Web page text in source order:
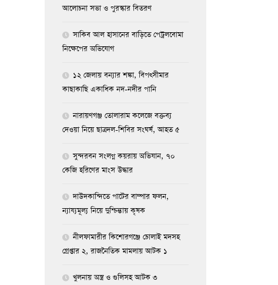
আলোচনা সভা ও পুরস্কার বিতরণ
সাকিব আল হাসানের বাড়িতে পেট্রলবোমা
নিক্ষেপের অভিযোগ
১২ জেলায় বন্যার শঙ্কা, বিপৎসীমার
কাছাকাছি একাধিক নদ-নদীর পানি
নারায়ণগঞ্জ তোলারাম কলেজে বক্তব্য
দেওয়া নিয়ে ছাত্রদল-শিবির সংঘর্ষ, আহত ৫
সুন্দরবন সংলগ্ন কয়রায় অভিযান, ৭০
কেজি হরিণের মাংস উদ্ধার
দাউদকান্দিতে পাটের বাম্পার ফলন,
ন্যায্যমূল্য নিয়ে দুশ্চিন্তায় কৃষক
নীলফামারীর কিশোরগঞ্জে চোলাই মদসহ
গ্রেপ্তার ২, রাজনৈতিক মামলায় আটক ১
খুলনায় অস্ত্র ও গুলিসহ আটক ৩